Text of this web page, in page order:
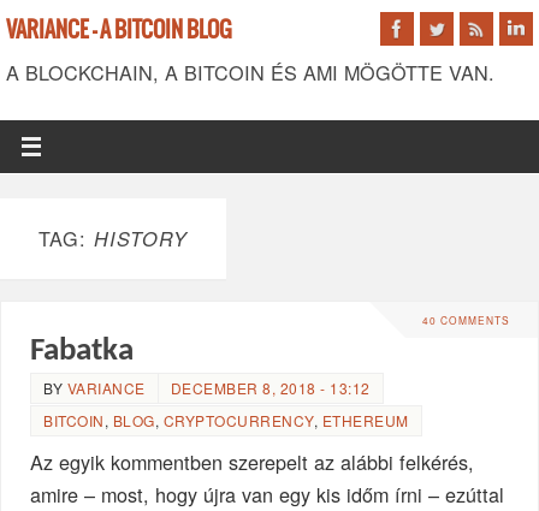
VARIANCE - A BITCOIN BLOG
A BLOCKCHAIN, A BITCOIN ÉS AMI MÖGÖTTE VAN.
TAG: HISTORY
40 COMMENTS
Fabatka
BY VARIANCE
DECEMBER 8, 2018 - 13:12
BITCOIN, BLOG, CRYPTOCURRENCY, ETHEREUM
Az egyik kommentben szerepelt az alábbi felkérés,
amire – most, hogy újra van egy kis időm írni – ezúttal